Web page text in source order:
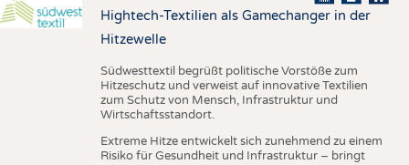
Hightech-Textilien als Gamechanger in der
Hitzewelle
Südwesttextil begrüßt politische Vorstöße zum
Hitzeschutz und verweist auf innovative Textilien
zum Schutz von Mensch, Infrastruktur und
Wirtschaftsstandort.
Extreme Hitze entwickelt sich zunehmend zu einem
Risiko für Gesundheit und Infrastruktur – bringt